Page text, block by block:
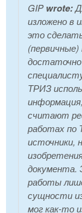
GIPwrote:
изложено в
это
ТРИЗ
считают
работах по
источники,
документа.
работы
сущности
мог как-то